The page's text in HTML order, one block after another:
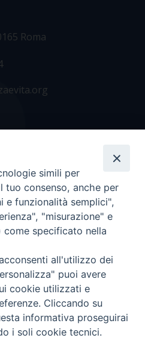
Roma
- C.F96600690588- Tutti i
simili per
tuo consenso, anche per
e funzionalità semplici",
"misurazione" e
specificato nella
all'utilizzo dei
puoi avere
cookie utilizzati e
Cliccando su
informativa proseguirai
i soli cookie tecnici.